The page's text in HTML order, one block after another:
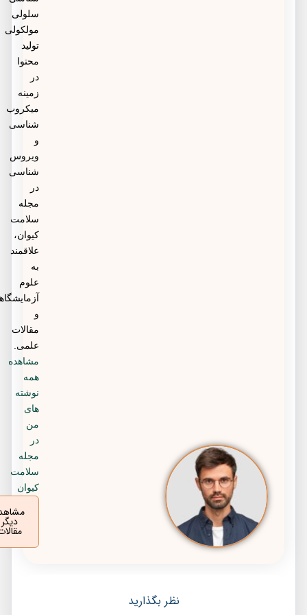
سلولی
مولکولی
محتوا
میکروب
شناسی
ویروس
شناسی
سلامت
کیوان،
علاقمند
آزمایشگاهی
مقالات
علمی.
مشاهده
نوشته
سلامت
کیوان
مشاهده
مقالات
نظر بگذارید